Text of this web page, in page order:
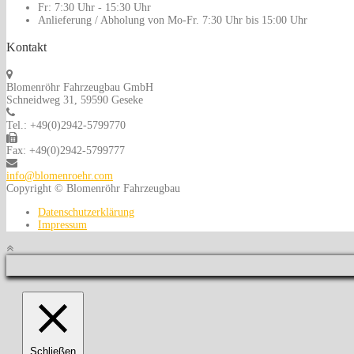
Fr: 7:30 Uhr - 15:30 Uhr
Anlieferung / Abholung von Mo-Fr. 7:30 Uhr bis 15:00 Uhr
Kontakt
Blomenröhr Fahrzeugbau GmbH
Schneidweg 31, 59590 Geseke
Tel.: +49(0)2942-5799770
Fax: +49(0)2942-5799777
info@blomenroehr.com
Copyright © Blomenröhr Fahrzeugbau
Datenschutzerklärung
Impressum
Schließen